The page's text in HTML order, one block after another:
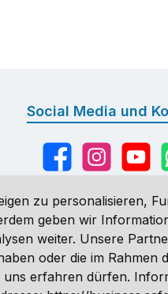
Social Media und
FacebookInstagram
anders angegeben. Preise
ähnlich. Änderungen
- Alle Rechte
zu personalisieren,
geben wir
weiter. Unsere
oder die im Rahmen
erfahren dürfen.